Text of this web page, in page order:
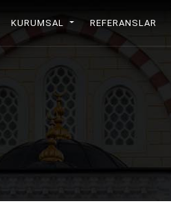
(CURRENT)
KURUMSAL REFERANSLAR